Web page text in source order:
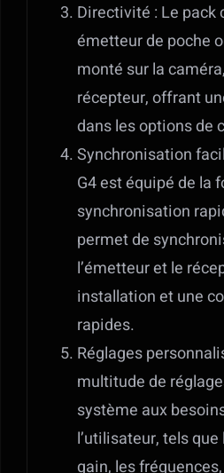
Directivité : Le pack
émetteur de poche
monté sur la
récepteur, offrant
dans les options de
Synchronisation
G4 est équipé de la
synchronisation
permet de
l’émetteur et le
installation et une
rapides.
Réglages
multitude de
système aux
l’utilisateur, tels
gain, les